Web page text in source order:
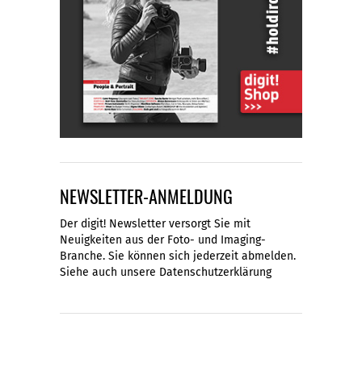
NEWSLETTER-ANMELDUNG
Der digit! Newsletter versorgt Sie mit
Neuigkeiten aus der Foto- und Imaging-
Branche. Sie können sich jederzeit abmelden.
Siehe auch unsere Datenschutzerklärung